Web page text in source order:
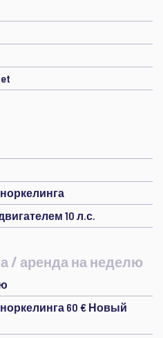
10 л.с.
/ аренда на неделю
60 € Новый